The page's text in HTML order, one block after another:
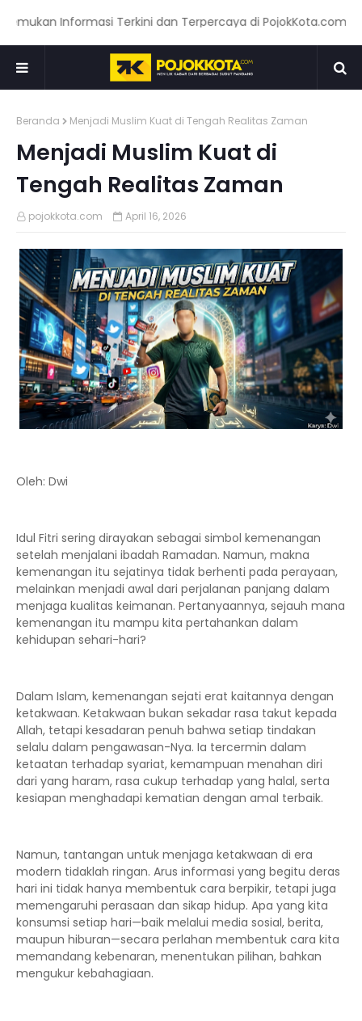
Informasi Terkini dan Terpercaya di PojokKota.com:
Beranda Menjadi Muslim Kuat di Tengah Realitas Zaman
Menjadi Muslim Kuat di
Tengah Realitas Zaman
pojokkota.com April 16, 2026
Oleh: Dwi
Idul Fitri sering dirayakan sebagai simbol kemenangan
setelah menjalani ibadah Ramadan. Namun, makna
kemenangan itu sejatinya tidak berhenti pada perayaan,
melainkan menjadi awal dari perjalanan panjang dalam
menjaga kualitas keimanan. Pertanyaannya, sejauh mana
kemenangan itu mampu kita pertahankan dalam
kehidupan sehari-hari?
Dalam Islam, kemenangan sejati erat kaitannya dengan
ketakwaan. Ketakwaan bukan sekadar rasa takut kepada
Allah, tetapi kesadaran penuh bahwa setiap tindakan
selalu dalam pengawasan-Nya. Ia tercermin dalam
ketaatan terhadap syariat, kemampuan menahan diri
dari yang haram, rasa cukup terhadap yang halal, serta
kesiapan menghadapi kematian dengan amal terbaik.
Namun, tantangan untuk menjaga ketakwaan di era
modern tidaklah ringan. Arus informasi yang begitu deras
hari ini tidak hanya membentuk cara berpikir, tetapi juga
memengaruhi perasaan dan sikap hidup. Apa yang kita
konsumsi setiap hari—baik melalui media sosial, berita,
maupun hiburan—secara perlahan membentuk cara kita
memandang kebenaran, menentukan pilihan, bahkan
mengukur kebahagiaan.